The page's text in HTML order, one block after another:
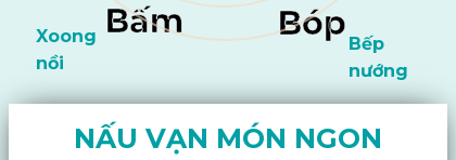
Bấm Bóp
Xoong
nồi
Bếp
nướng
NẤU VẠN MÓN NGON